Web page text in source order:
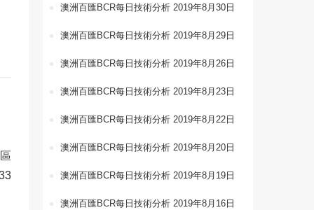
澳洲百匯BCR每日技術分析 2019年8月30日
澳洲百匯BCR每日技術分析 2019年8月29日
澳洲百匯BCR每日技術分析 2019年8月26日
澳洲百匯BCR每日技術分析 2019年8月23日
澳洲百匯BCR每日技術分析 2019年8月22日
澳洲百匯BCR每日技術分析 2019年8月20日
澳洲百匯BCR每日技術分析 2019年8月19日
澳洲百匯BCR每日技術分析 2019年8月16日